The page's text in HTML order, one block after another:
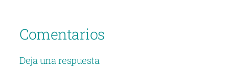
Comentarios
Deja una respuesta